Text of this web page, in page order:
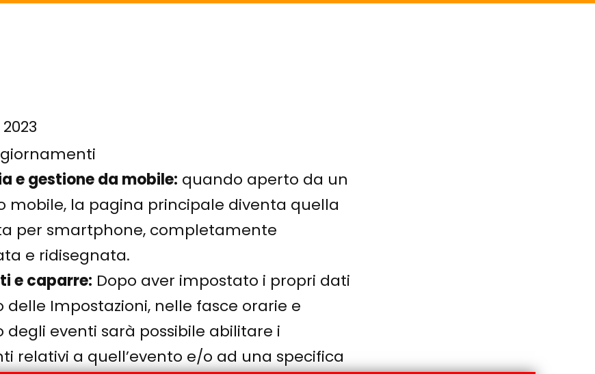
e gestione da mobile: quando aperto da un
mobile, la pagina principale diventa quella
per smartphone, completamente
e ridisegnata.
e caparre: Dopo aver impostato i propri dati
delle Impostazioni, nelle fasce orarie e
degli eventi sarà possibile abilitare i
relativi a quell’evento e/o ad una specifica